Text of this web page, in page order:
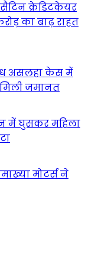
क्रेडिटकेयर
का बाढ़ राहत
असलहा केस में
मिली जमानत
में घुसकर महिला
मोटर्स ने